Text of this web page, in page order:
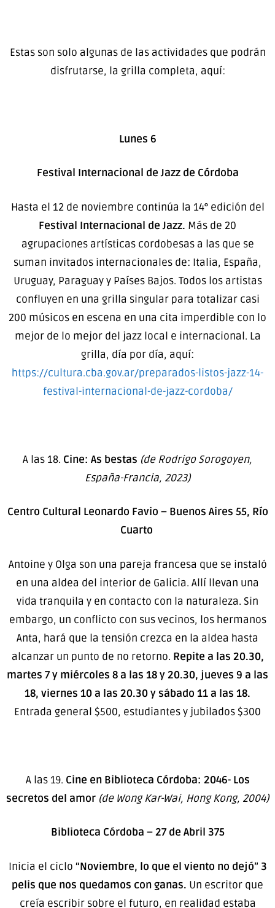
Estas son solo algunas de las actividades que podrán
disfrutarse, la grilla completa, aquí:
Lunes 6
Festival Internacional de Jazz de Córdoba
Hasta el 12 de noviembre continúa la 14° edición del
Festival Internacional de Jazz. Más de 20
agrupaciones artísticas cordobesas a las que se
suman invitados internacionales de: Italia, España,
Uruguay, Paraguay y Países Bajos. Todos los artistas
confluyen en una grilla singular para totalizar casi
200 músicos en escena en una cita imperdible con lo
mejor de lo mejor del jazz local e internacional. La
grilla, día por día, aquí:
https://cultura.cba.gov.ar/preparados-listos-jazz-14-
festival-internacional-de-jazz-cordoba/
A las 18. Cine: As bestas (de Rodrigo Sorogoyen,
España-Francia, 2023)
Centro Cultural Leonardo Favio – Buenos Aires 55, Río
Cuarto
Antoine y Olga son una pareja francesa que se instaló
en una aldea del interior de Galicia. Allí llevan una
vida tranquila y en contacto con la naturaleza. Sin
embargo, un conflicto con sus vecinos, los hermanos
Anta, hará que la tensión crezca en la aldea hasta
alcanzar un punto de no retorno. Repite a las 20.30,
martes 7 y miércoles 8 a las 18 y 20.30, jueves 9 a las
18, viernes 10 a las 20.30 y sábado 11 a las 18.
Entrada general $500, estudiantes y jubilados $300
A las 19. Cine en Biblioteca Córdoba: 2046- Los
secretos del amor (de Wong Kar-Wai, Hong Kong, 2004)
Biblioteca Córdoba – 27 de Abril 375
Inicia el ciclo “Noviembre, lo que el viento no dejó” 3
pelis que nos quedamos con ganas. Un escritor que
creía escribir sobre el futuro, en realidad estaba